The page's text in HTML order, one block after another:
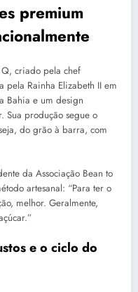
premium
Q, criado pela chef
pela Rainha Elizabeth II em
Bahia e um design
Sua produção segue o
do grão à barra, com
da Associação Bean to
artesanal: “Para ter o
melhor. Geralmente,
e o ciclo do